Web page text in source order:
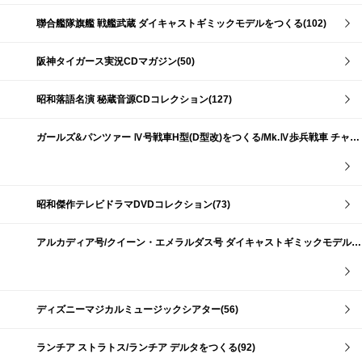
聯合艦隊旗艦 戦艦武蔵 ダイキャストギミックモデルをつくる(102)
阪神タイガース実況CDマガジン(50)
昭和落語名演 秘蔵音源CDコレクション(127)
ガールズ&パンツァー Ⅳ号戦車H型(D型改)をつくる/Mk.Ⅳ歩兵戦車 チャーチルMk.Ⅶをつくる(191)
昭和傑作テレビドラマDVDコレクション(73)
アルカディア号/クイーン・エメラルダス号 ダイキャストギミックモデルをつくる(159)
ディズニーマジカルミュージックシアター(56)
ランチア ストラトス/ランチア デルタをつくる(92)